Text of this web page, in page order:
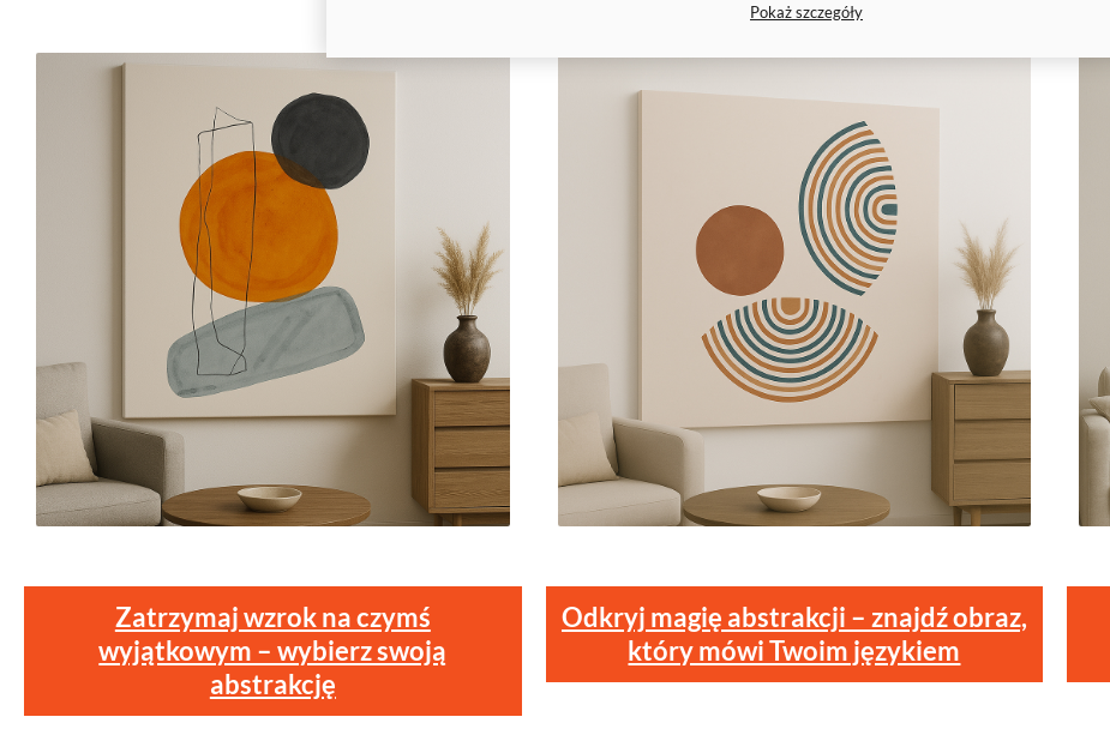
Zatrzymaj wzrok na czymś
wyjątkowym – wybierz swoją
abstrakcję
Odkryj magię abstrakcji – znajdź obraz,
który mówi Twoim językiem
Pokaż szczegóły